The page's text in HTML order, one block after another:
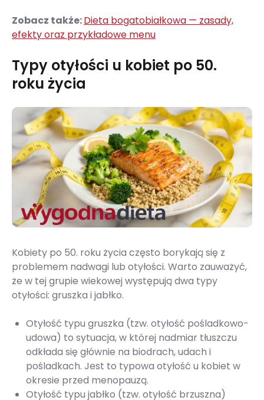
Zobacz także:Dieta bogatobiałkowa — zasady,
efekty oraz przykładowe menu
Typy otyłości u kobiet po 50.
roku życia
Kobiety po 50. roku życia często borykają się z
problemem nadwagi lub otyłości. Warto zauważyć,
że w tej grupie wiekowej występują dwa typy
otyłości: gruszka i jabłko.
Otyłość typu gruszka (tzw. otyłość pośladkowo-
udowa) to sytuacja, w której nadmiar tłuszczu
odkłada się głównie na biodrach, udach i
pośladkach. Jest to typowa otyłość u kobiet w
okresie przed menopauzą.
Otyłość typu jabłko (tzw. otyłość brzuszna)